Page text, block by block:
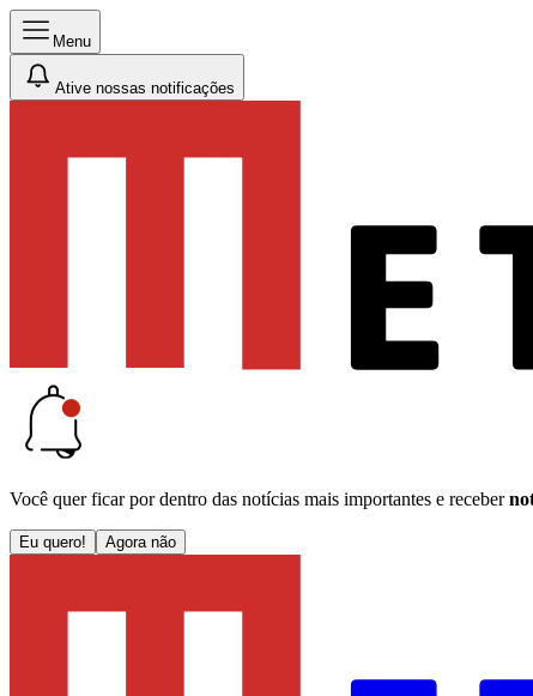
Menu
Ative nossas notificações
Você quer ficar por dentro das notícias mais importantes e receber
Eu quero! Agora não